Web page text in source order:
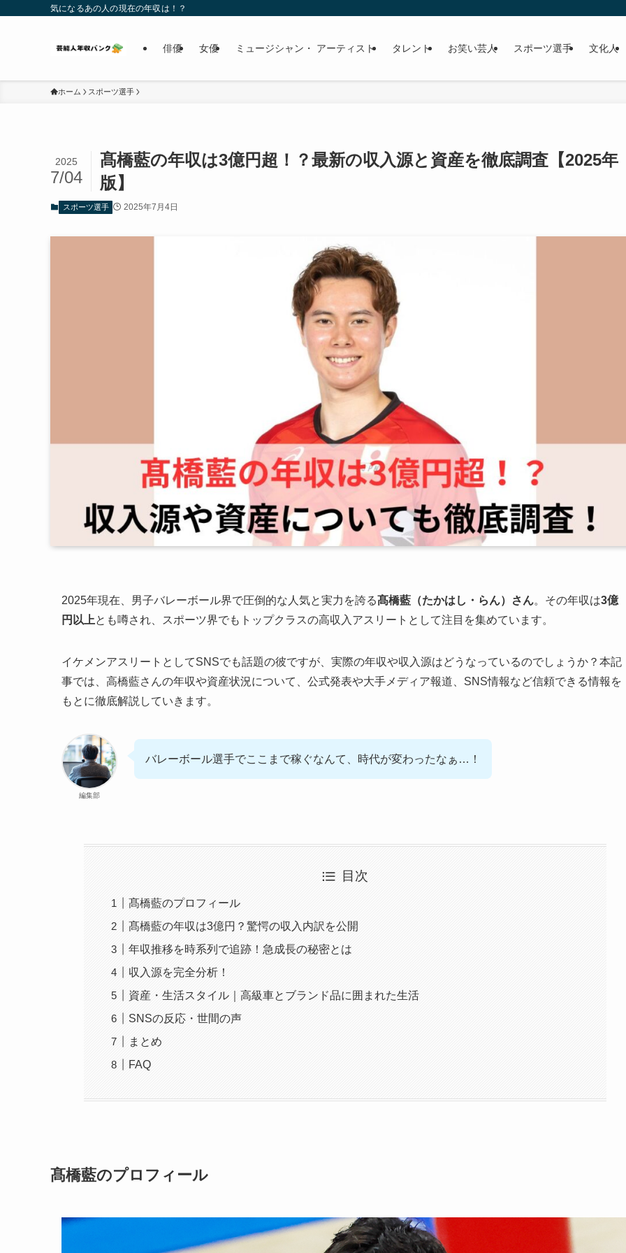
気になるあの人の現在の年収は！？
俳優 女優 ミュージシャン・ アーティスト タレント お笑い芸人 スポーツ選手 文化人
ホーム スポーツ選手
髙橋藍の年収は3億円超！？最新の収入源と資産を徹底調査【2025年
版】
2025
7/04
スポーツ選手 2025年7月4日
2025年現在、男子バレーボール界で圧倒的な人気と実力を誇る髙橋藍（たかはし・らん）さん。その年収は3億
円以上とも噂され、スポーツ界でもトップクラスの高収入アスリートとして注目を集めています。
イケメンアスリートとしてSNSでも話題の彼ですが、実際の年収や収入源はどうなっているのでしょうか？本記
事では、高橋藍さんの年収や資産状況について、公式発表や大手メディア報道、SNS情報など信頼できる情報を
もとに徹底解説していきます。
編集部
バレーボール選手でここまで稼ぐなんて、時代が変わったなぁ…！
目次
髙橋藍のプロフィール
髙橋藍の年収は3億円？驚愕の収入内訳を公開
年収推移を時系列で追跡！急成長の秘密とは
収入源を完全分析！
資産・生活スタイル｜高級車とブランド品に囲まれた生活
SNSの反応・世間の声
まとめ
FAQ
髙橋藍のプロフィール